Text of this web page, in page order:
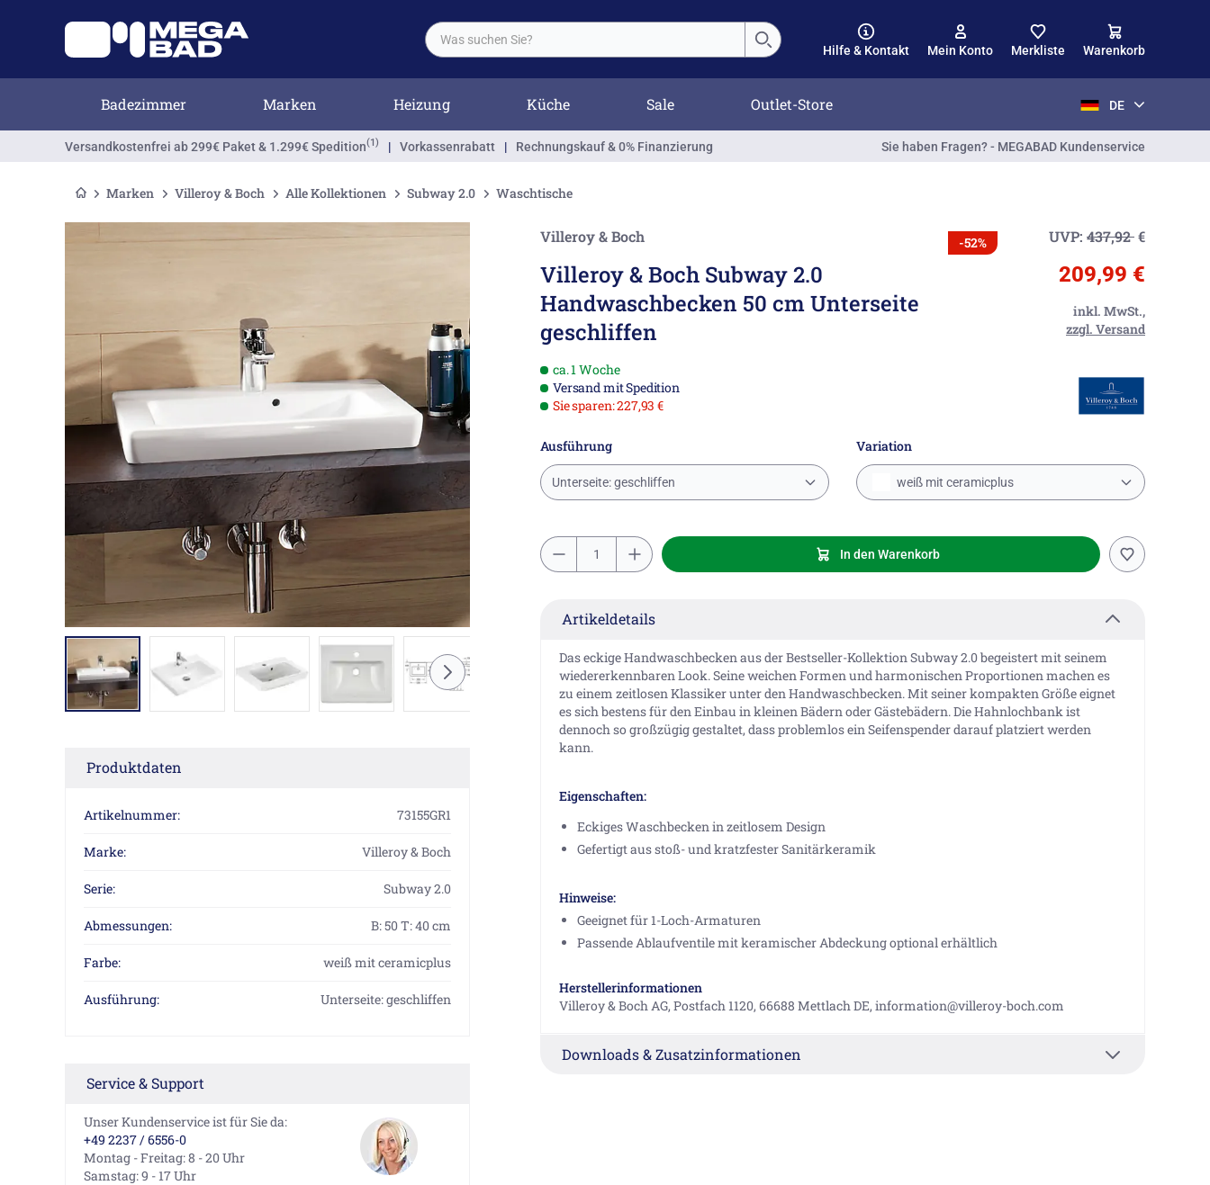
Hilfe & Kontakt Mein Konto Merkliste Warenkorb
Badezimmer Marken Heizung Küche Sale Outlet-Store DE
Versandkostenfrei ab 299€ Paket & 1.299€ Spedition(1) | Vorkassenrabatt | Rechnungskauf & 0% Finanzierung Sie haben Fragen? - MEGABAD Kundenservice
Marken Villeroy & Boch Alle Kollektionen Subway 2.0 Waschtische
Produktdaten
Artikelnummer: 73155GR1
Marke: Villeroy & Boch
Serie: Subway 2.0
Abmessungen: B: 50 T: 40 cm
Farbe: weiß mit ceramicplus
Ausführung: Unterseite: geschliffen
Service & Support
Unser Kundenservice ist für Sie da:
+49 2237 / 6556-0
Montag - Freitag: 8 - 20 Uhr
Samstag: 9 - 17 Uhr
Villeroy & Boch
Villeroy & Boch Subway 2.0
Handwaschbecken 50 cm Unterseite
geschliffen
-52% UVP: 437,92€
209,99 €
inkl. MwSt.,
zzgl. Versand
ca. 1 Woche
Versand mit Spedition
Sie sparen: 227,93 €
Ausführung
Unterseite: geschliffen
Variation
weiß mit ceramicplus
In den Warenkorb
Artikeldetails
Das eckige Handwaschbecken aus der Bestseller-Kollektion Subway 2.0 begeistert mit seinem
wiedererkennbaren Look. Seine weichen Formen und harmonischen Proportionen machen es
zu einem zeitlosen Klassiker unter den Handwaschbecken. Mit seiner kompakten Größe eignet
es sich bestens für den Einbau in kleinen Bädern oder Gästebädern. Die Hahnlochbank ist
dennoch so großzügig gestaltet, dass problemlos ein Seifenspender darauf platziert werden
kann.
Eigenschaften:
Eckiges Waschbecken in zeitlosem Design
Gefertigt aus stoß- und kratzfester Sanitärkeramik
Hinweise:
Geeignet für 1-Loch-Armaturen
Passende Ablaufventile mit keramischer Abdeckung optional erhältlich
Herstellerinformationen
Villeroy & Boch AG, Postfach 1120, 66688 Mettlach DE, information@villeroy-boch.com
Downloads & Zusatzinformationen